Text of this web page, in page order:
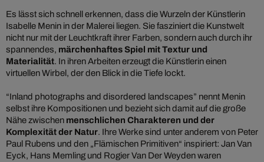
Es lässt sich schnell erkennen, dass die Wurzeln der Künstlerin
Isabelle Menin in der Malerei liegen. Sie fasziniert die Kunstwelt
nicht nur mit der Leuchtkraft ihrer Farben, sondern auch durch ihr
spannendes, märchenhaftes Spiel mit Textur und
Materialität. In ihren Arbeiten erzeugt die Künstlerin einen
virtuellen Wirbel, der den Blick in die Tiefe lockt.
“Inland photographs and disordered landscapes” nennt Menin
selbst ihre Kompositionen und bezieht sich damit auf die große
Nähe zwischen menschlichen Charakteren und der
Komplexität der Natur. Ihre Werke sind unter anderem von Peter
Paul Rubens und den „Flämischen Primitiven“ inspiriert: Jan Van
Eyck, Hans Memling und Rogier Van Der Weyden waren